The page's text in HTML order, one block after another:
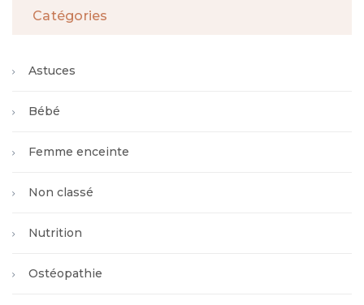
Catégories
Astuces
Bébé
Femme enceinte
Non classé
Nutrition
Ostéopathie